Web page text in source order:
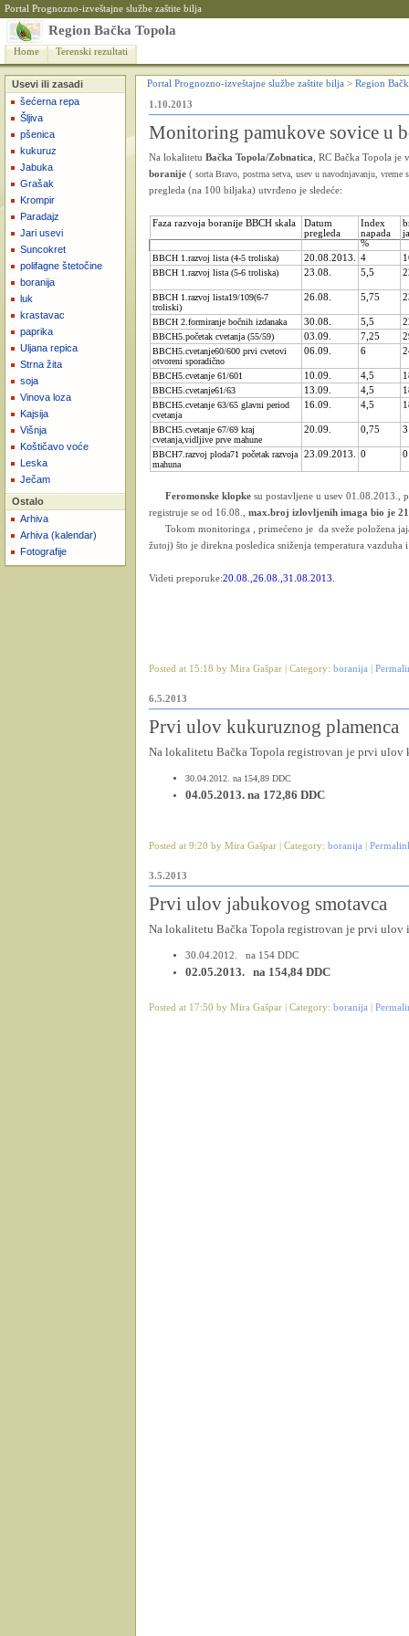
Portal Prognozno-izveštajne službe zaštite bilja
Region Bačka Topola
Home Terenski rezultati
Usevi ili zasadi
šećerna repa
Šljiva
pšenica
kukuruz
Jabuka
Grašak
Krompir
Paradajz
Jari usevi
Suncokret
polifagne štetočine
boranija
luk
krastavac
paprika
Uljana repica
Strna žita
soja
Vinova loza
Kajsija
Višnja
Koštičavo voće
Leska
Ječam
Ostalo
Arhiva
Arhiva (kalendar)
Fotografije
Portal Prognozno-izveštajne službe zaštite bilja > Region
1.10.2013
Monitoring pamukove sovice u
Na lokalitetu Bačka Topola/Zobnatica , RC Bačka Topola
boranije ( sorta Bravo, postrna setva, usev u navodnjavanju,
pregleda (na 100 biljaka) utvrđeno je sledeće:
Faza razvoja boranije BBCH skala
Datum
pregleda
Index
napada
%
BBCH 1.razvoj lista (4-5 troliska) 20.08.2013. 4
BBCH 1.razvoj lista (5-6 troliska)
23.08. 5,5
BBCH 1.razvoj lista19/109(6-7
troliski)
26.08. 5,75
BBCH 2.formiranje bočnih izdanaka 30.08. 5,5
BBCH5.početak cvetanja (55/59)
03.09. 7,25
BBCH5.cvetanje60/600 prvi cvetovi
otvoreni sporadično
06.09. 6
BBCH5.cvetanje 61/601 10.09. 4,5
BBCH5.cvetanje61/63
13.09. 4,5
BBCH5.cvetanje 63/65 glavni period
cvetanja
16.09. 4,5
BBCH5.cvetanje 67/69 kraj
cvetanja,vidljive prve mahune
20.09. 0,75 3
BBCH7.razvoj ploda71 početak razvoja
mahuna
23.09.2013. 0 0
Feromonske klopke su postavljene u usev
registruje se od 16.08., max.broj izlovljenih imaga bio je
Tokom monitoringa , primećeno je da sveže položena
žutoj) što je direkna posledica sniženja temperatura
Videti preporuke:20.08.,26.08.,31.08.2013.
Posted at 15:18 by Mira Gašpar | Category: boranija
6.5.2013
Prvi ulov kukuruznog plamenca
Na lokalitetu Bačka Topola registrovan je prvi
30.04.2012. na 154,89 DDC
04.05.2013. na 172,86 DDC
Posted at 9:20 by Mira Gašpar | Category: boranija
3.5.2013
Prvi ulov jabukovog smotavca
Na lokalitetu Bačka Topola registrovan je prvi ulov
30.04.2012. na 154 DDC
02.05.2013. na 154,84 DDC
Posted at 17:50 by Mira Gašpar | Category: boranija